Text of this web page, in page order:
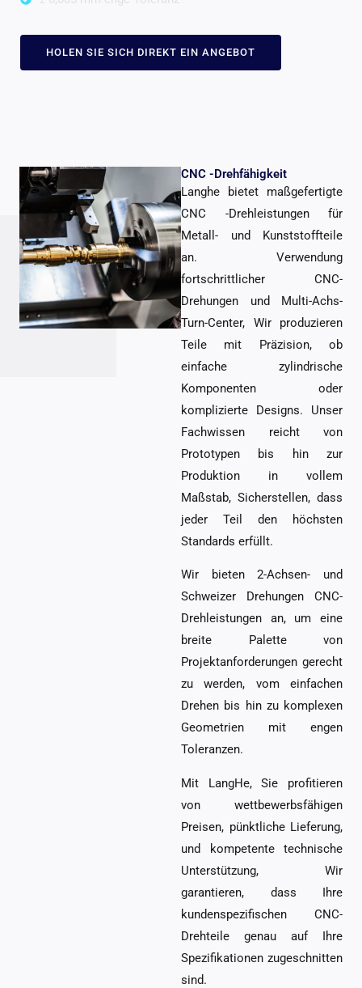
HOLEN SIE SICH DIREKT EIN ANGEBOT
CNC -Drehfähigkeit
Langhe bietet maßgefertigte
CNC -Drehleistungen für
Metall- und Kunststoffteile
an. Verwendung
fortschrittlicher CNC-
Drehungen und Multi-Achs-
Turn-Center, Wir produzieren
Teile mit Präzision, ob
einfache zylindrische
Komponenten oder
komplizierte Designs. Unser
Fachwissen reicht von
Prototypen bis hin zur
Produktion in vollem
Maßstab, Sicherstellen, dass
jeder Teil den höchsten
Standards erfüllt.
Wir bieten 2-Achsen- und
Schweizer Drehungen CNC-
Drehleistungen an, um eine
breite Palette von
Projektanforderungen gerecht
zu werden, vom einfachen
Drehen bis hin zu komplexen
Geometrien mit engen
Toleranzen.
Mit LangHe, Sie profitieren
von wettbewerbsfähigen
Preisen, pünktliche Lieferung,
und kompetente technische
Unterstützung, Wir
garantieren, dass Ihre
kundenspezifischen CNC-
Drehteile genau auf Ihre
Spezifikationen zugeschnitten
sind.